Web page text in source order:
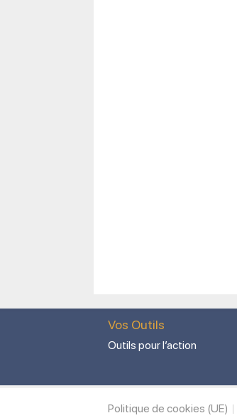
Vos Outils
Outils pour l’action
Politique de cookies (UE)